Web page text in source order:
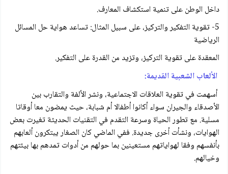
داخل الوطن على تنمية استكشاف المعارف.
5- تقوية التفكير والتركيز، على سبيل المثال: تساعد هواية حل المسائل
الرياضية
المعقدة على تقوية التركيز، وتزيد من القدرة على التفكير.
الألعاب الشعبية القديمة:
أسهمت في تقوية العلاقات الاجتماعية، ونشر الألفة والتقارب بين
الأصدقاء والجيران سواء أكانوا أطفالا أم شبابة، حيث يمضون معا أوقاتا
مسلية. مع تطور الحياة وسرعة التقدم في التقنيات الحديثة تغيرت بعض
الهوايات، ونشأت أخرى جديدة. ففي الماضي كان الصغار يبتكرون ألعابهم
بأنفسهم وفقا لهواياتهم مستعينين بما حولهم من أدوات تمدهم بها بيئتهم
وخيالهم.